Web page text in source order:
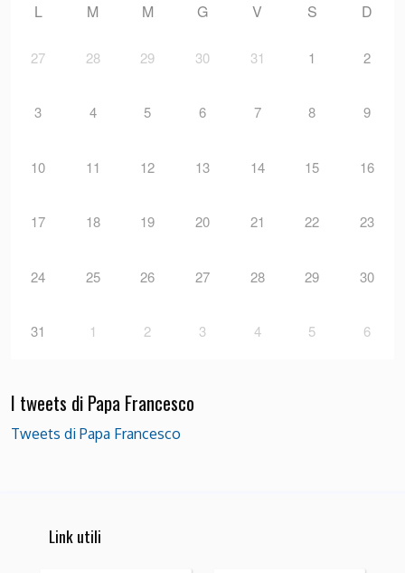
L M M G V S D
27 28 29 30 31 1 2
3 4 5 6 7 8 9
10 11 12 13 14 15 16
17 18 19 20 21 22 23
24 25 26 27 28 29 30
31 1 2 3 4 5 6
I tweets di Papa Francesco
Tweets di Papa Francesco
Link utili